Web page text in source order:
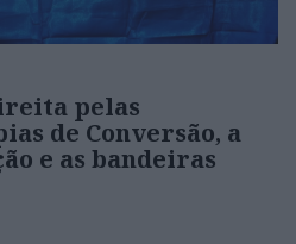
pelas
de Conversão, a
e as bandeiras